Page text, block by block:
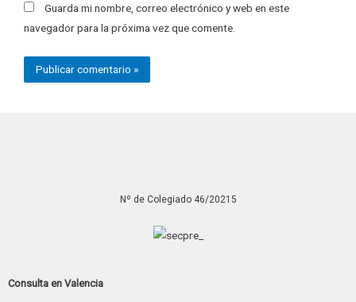
Guarda mi nombre, correo electrónico y web en este
navegador para la próxima vez que comente.
Nº de Colegiado 46/20215
Consulta en Valencia